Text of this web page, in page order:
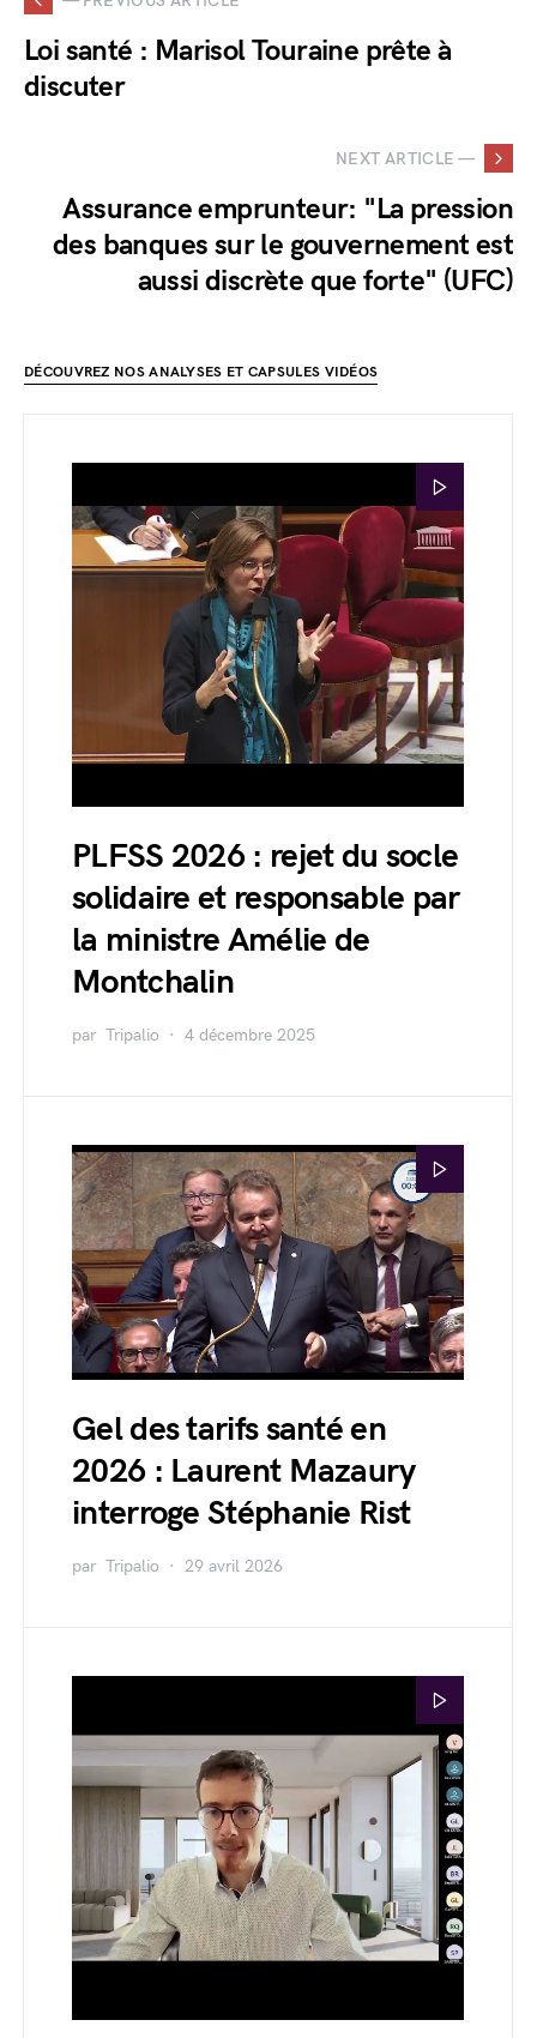
Loi santé : Marisol Touraine prête à
discuter
NEXT ARTICLE —
Assurance emprunteur: "La pression
des banques sur le gouvernement est
aussi discrète que forte" (UFC)
DÉCOUVREZ NOS ANALYSES ET CAPSULES VIDÉOS
PLFSS 2026 : rejet du socle
solidaire et responsable par
la ministre Amélie de
Montchalin
par Tripalio 4 décembre 2025
Gel des tarifs santé en
2026 : Laurent Mazaury
interroge Stéphanie Rist
par Tripalio 29 avril 2026